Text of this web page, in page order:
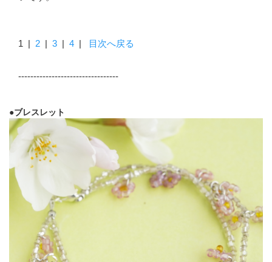
1 | 2 | 3 | 4 | 目次へ戻る
---------------------------------
●ブレスレット